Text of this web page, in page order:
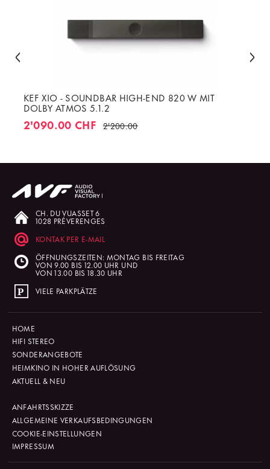
KEF XIO - SOUNDBAR HIGH-END 820 W MIT
DOLBY ATMOS 5.1.2
2'090.00 CHF 2'200.00
CH. DU VUASSET 6
1028 PRÉVERENGES
KONTAK PER E-MAIL
ÖFFNUNGSZEITEN: MONTAG BIS FREITAG
VON 9.00 BIS 12.00 UHR UND
VON 13.00 BIS 18.30 UHR
VIELE PARKPLÄTZE
HOME
HIFI STEREO
SONDERANGEBOTE
HEIMKINO IN HOHER AUFLÖSUNG
AKTUELL & NEU
ANFAHRTSSKIZZE
ALLGEMEINE VERKAUFSBEDINGUNGEN
COOKIE-EINSTELLUNGEN
IMPRESSUM